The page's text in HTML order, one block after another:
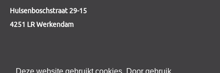
Hulsenboschstraat 29-15
4251 LR Werkendam